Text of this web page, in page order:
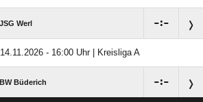
JSG Werl :
- 16:00 Uhr | Kreisliga A
BW Büderich :